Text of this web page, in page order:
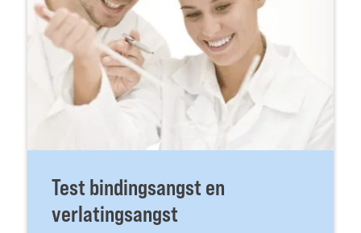
Test bindingsangst en
verlatingsangst